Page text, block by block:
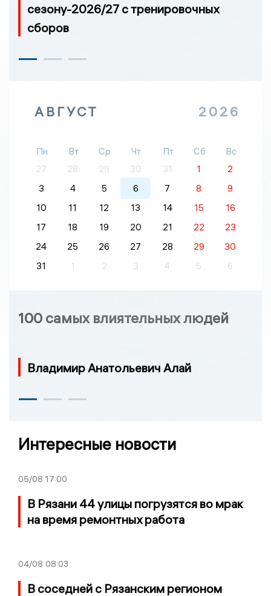
сезону-2026/27 с тренировочных
сборов
АВГУСТ 2026
Пн Вт Ср Чт Пт Сб
Вс
27
28 29 30 31 1
2
3
4 5 6 7 8
9
10
11 12 13 14 15
16
17
18 19 20 21 22
23
24
25 26 27 28 29
30
31
1 2 3 4 5 6
100 самых влиятельных людей
Владимир Анатольевич Алай
Интересные новости
05/08 17:00
В Рязани 44 улицы погрузятся во мрак
на время ремонтных работа
04/08 08:03
В соседней с Рязанским регионом